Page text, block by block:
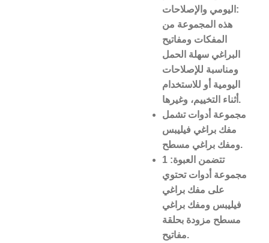
اليومي والإصلاحات:
هذه المجموعة من
المفكات ومفاتيح
البراغي سهلة الحمل
ومناسبة للإصلاحات
اليومية أو للاستخدام
أثناء التخييم، وغيرها.
مجموعة أدوات تشمل
مفك براغي فيليبس
ومفك براغي مسطح.
تتضمن العبوة: 1
مجموعة أدوات تحتوي
على مفك براغي
فيليبس ومفك براغي
مسطح مزودة بحلقة
مفاتيح.